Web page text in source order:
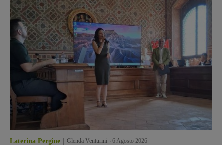
Laterina Pergine Glenda Venturini 6 Agosto 2026